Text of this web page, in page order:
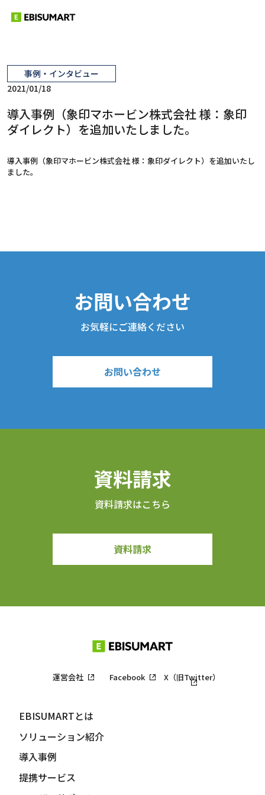
事例・インタビュー
2021/01/18
導入事例（象印マホービン株式会社 様：象印
ダイレクト）を追加いたしました。
導入事例（象印マホービン株式会社 様：象印ダイレクト）を追加いたし
ました。
お問い合わせ
お気軽にご連絡ください
お問い合わせ
資料請求
資料請求はこちら
資料請求
運営会社 Facebook X（旧Twitter）
EBISUMARTとは
ソリューション紹介
導入事例
提携サービス